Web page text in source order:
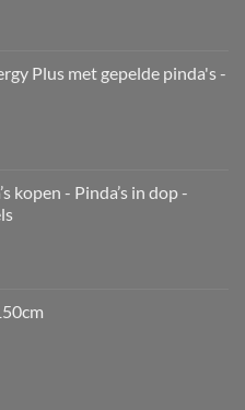
Plus met gepelde pinda's -
kopen - Pinda’s in dop -